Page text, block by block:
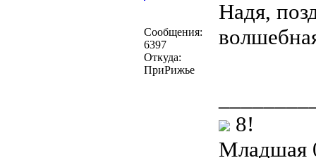
Сообщения:
6397
Откуда:
ПриРижье
Надя,
8!
Младшая